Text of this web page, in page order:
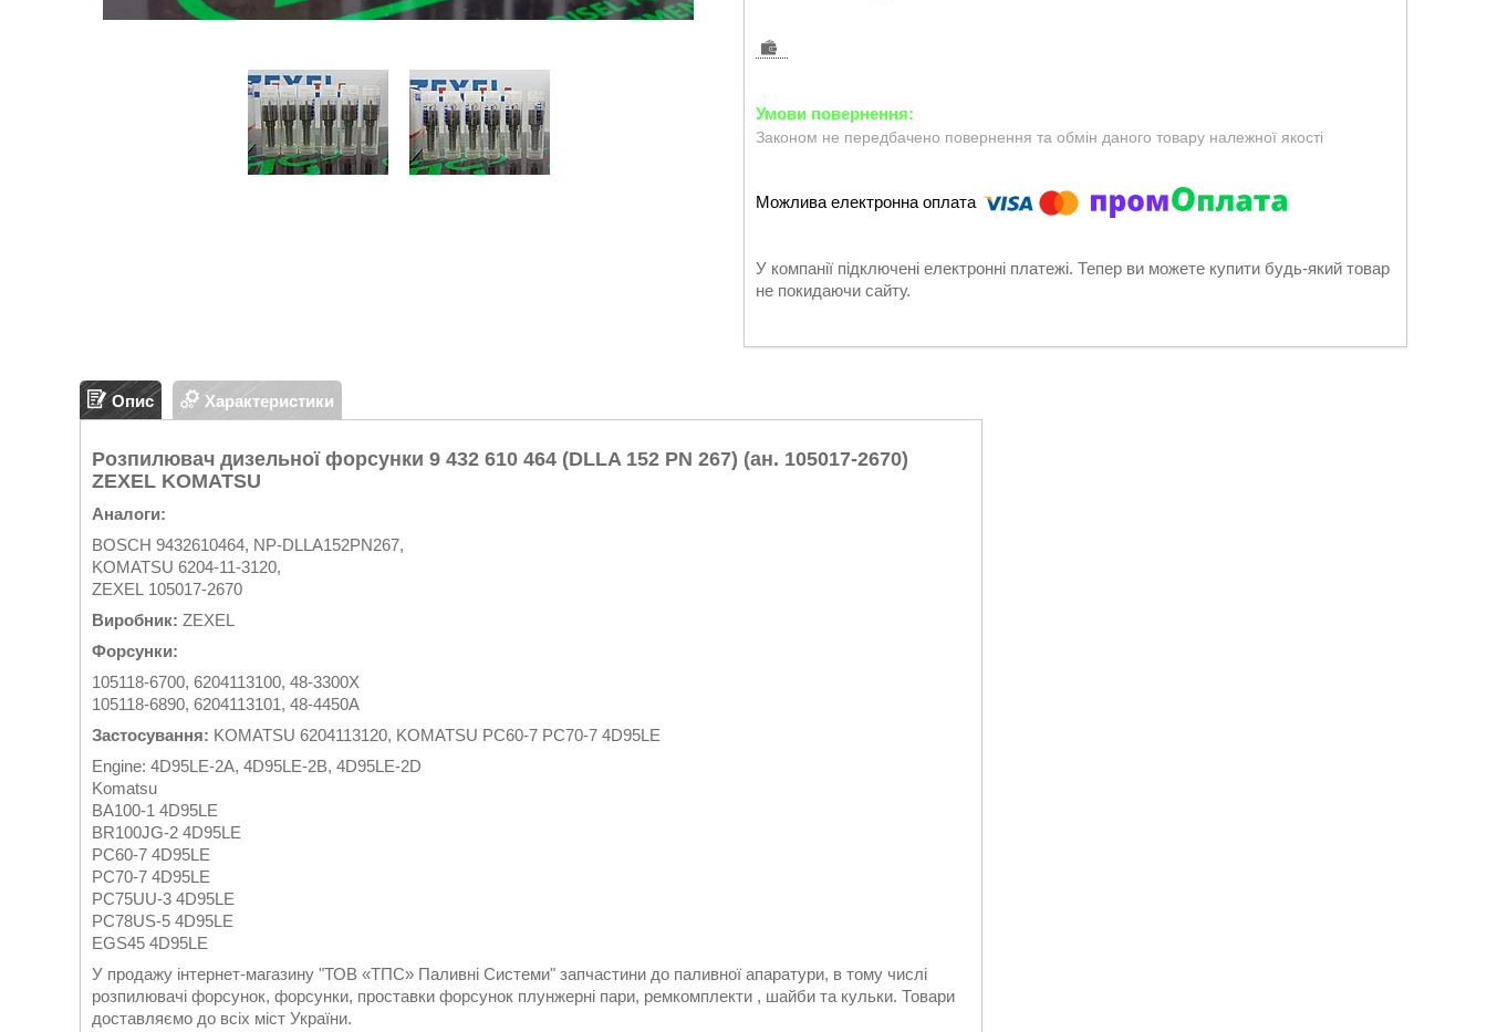
Законом не передбачено повернення та обмін даного товару належної якості
У компанії підключені електронні платежі. Тепер ви можете купити будь-який товар
не покидаючи сайту.
Опис Характеристики
Розпилювач дизельної форсунки 9 432 610 464 (DLLA 152 PN 267) (ан. 105017-2670)
ZEXEL KOMATSU
Аналоги:
BOSCH 9432610464, NP-DLLA152PN267,
KOMATSU 6204-11-3120,
ZEXEL 105017-2670
Виробник: ZEXEL
Форсунки:
105118-6700, 6204113100, 48-3300X
105118-6890, 6204113101, 48-4450A
Застосування: KOMATSU 6204113120, KOMATSU PC60-7 PC70-7 4D95LE
Engine: 4D95LE-2A, 4D95LE-2B, 4D95LE-2D
Komatsu
BA100-1 4D95LE
BR100JG-2 4D95LE
PC60-7 4D95LE
PC70-7 4D95LE
PC75UU-3 4D95LE
PC78US-5 4D95LE
EGS45 4D95LE
У продажу інтернет-магазину "ТОВ «ТПС» Паливні Системи" запчастини до паливної апаратури, в тому числі
розпилювачі форсунок, форсунки, проставки форсунок плунжерні пари, ремкомплекти , шайби та кульки. Товари
доставляємо до всіх міст України.